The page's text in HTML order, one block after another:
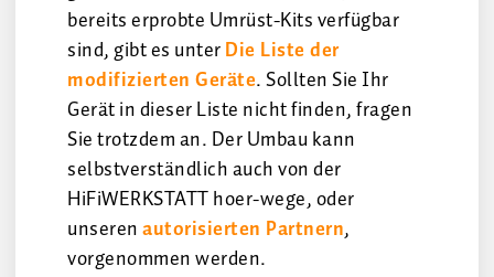
bereits erprobte Umrüst-Kits verfügbar
sind, gibt es unterDie Liste der
modifizierten Geräte. Sollten Sie Ihr
Gerät in dieser Liste nicht finden, fragen
Sie trotzdem an. Der Umbau kann
selbstverständlich auch von der
HiFiWERKSTATT hoer-wege, oder
unserenautorisierten Partnern,
vorgenommen werden.